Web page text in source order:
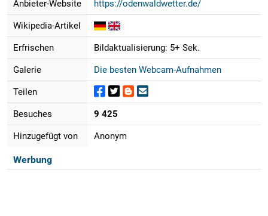
Anbieter-Website https://odenwaldwetter.de/
Wikipedia-Artikel
Erfrischen Bildaktualisierung: 5+ Sek.
Galerie Die besten Webcam-Aufnahmen
Teilen
Besuches 9 425
Hinzugefügt von Anonym
Werbung